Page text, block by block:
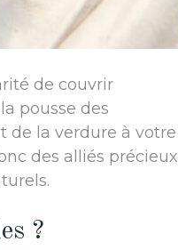
de couvrir
pousse des
de la verdure à votre
des alliés précieux
?